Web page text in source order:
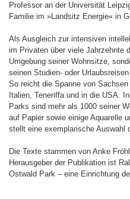
Professor an der Universität
Familie im »Landsitz Energie« in
Als Ausgleich zur intensiven
im Privaten über viele Jahrzehnte
Umgebung seiner Wohnsitze,
seinen Studien- oder
So reicht die Spanne von
Italien, Teneriffa und in die USA.
Parks sind mehr als 1000 seiner
auf Papier sowie einige Aquarelle
stellt eine exemplarische Auswahl
Die Texte stammen von Anke
Herausgeber der Publikation ist
Ostwald Park – eine Einrichtung